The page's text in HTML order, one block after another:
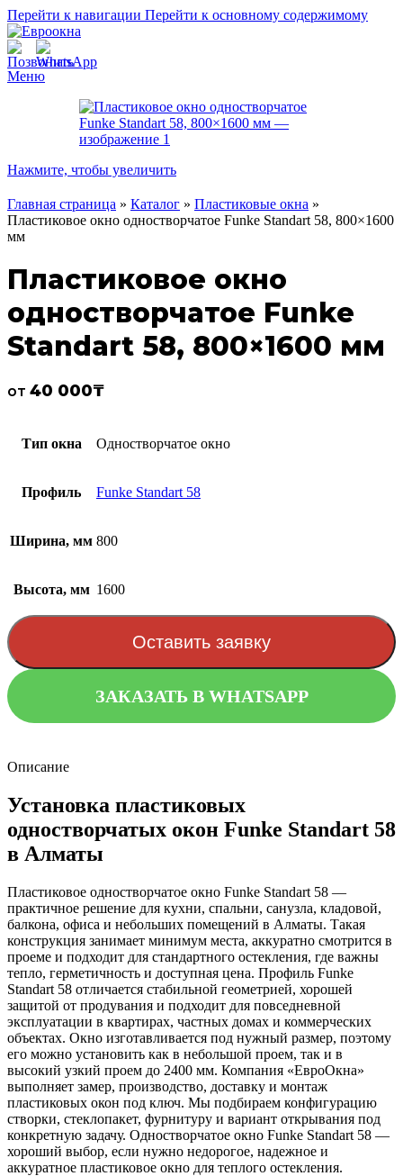
Перейти к навигации Перейти к основному содержимому
Меню
Нажмите, чтобы увеличить
Главная страница » Каталог » Пластиковые окна »
Пластиковое окно одностворчатое Funke Standart 58, 800×1600
мм
Пластиковое окно
одностворчатое Funke
Standart 58, 800×1600 мм
от 40 000₸
Тип окна Одностворчатое окно
Профиль Funke Standart 58
Ширина, мм 800
Высота, мм 1600
Оставить заявку
ЗАКАЗАТЬ В WHATSAPP
Описание
Установка пластиковых
одностворчатых окон Funke Standart 58
в Алматы
Пластиковое одностворчатое окно Funke Standart 58 —
практичное решение для кухни, спальни, санузла, кладовой,
балкона, офиса и небольших помещений в Алматы. Такая
конструкция занимает минимум места, аккуратно смотрится в
проеме и подходит для стандартного остекления, где важны
тепло, герметичность и доступная цена. Профиль Funke
Standart 58 отличается стабильной геометрией, хорошей
защитой от продувания и подходит для повседневной
эксплуатации в квартирах, частных домах и коммерческих
объектах. Окно изготавливается под нужный размер, поэтому
его можно установить как в небольшой проем, так и в
высокий узкий проем до 2400 мм. Компания «ЕвроОкна»
выполняет замер, производство, доставку и монтаж
пластиковых окон под ключ. Мы подбираем конфигурацию
створки, стеклопакет, фурнитуру и вариант открывания под
конкретную задачу. Одностворчатое окно Funke Standart 58 —
хороший выбор, если нужно недорогое, надежное и
аккуратное пластиковое окно для теплого остекления.